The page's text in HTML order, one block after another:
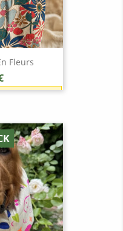
Fleurs
1,00 € (21